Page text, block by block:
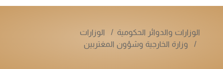
الوزارات والدوائر الحكومية
الوزارات
وزارة الخارجية وشؤون المغتربين